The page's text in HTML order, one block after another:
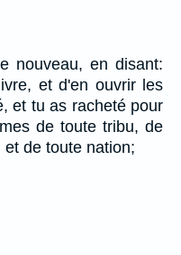
nouveau, en disant:
et d'en ouvrir les
et tu as racheté pour
de toute tribu, de
de toute nation;